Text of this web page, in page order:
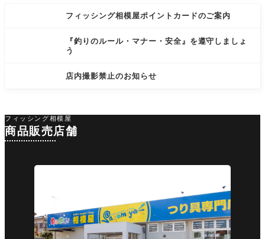
フィッシング相模屋ポイントカードのご案内
『釣りのルール・マナー・安全』を遵守しましょ
う
店内撮影禁止のお知らせ
フィッシング相模屋
商品販売店舗